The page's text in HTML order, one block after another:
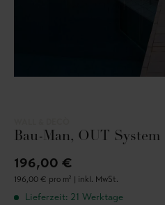
Bau-Man, OUT System
196,00 €
196,00 € pro m² | inkl. MwSt.
Lieferzeit: 21 Werktage